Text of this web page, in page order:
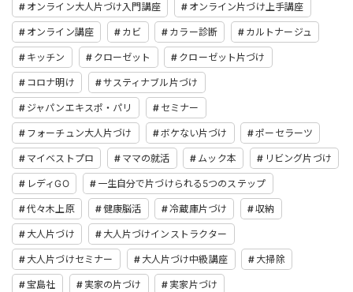
オンライン大人片づけ入門講座 オンライン片づけ上手講座
オンライン講座 カビ カラー診断 カルトナージュ
キッチン クローゼット クローゼット片づけ
コロナ明け サスティナブル片づけ
ジャパンエキスポ・パリ セミナー
フォーチュン大人片づけ ボケない片づけ ポーセラーツ
マイベストプロ ママの就活 ムック本 リビング片づけ
レディGO 一生自分で片づけられる5つのステップ
代々木上原 健康脳活 冷蔵庫片づけ 収納
大人片づけ 大人片づけインストラクター
大人片づけセミナー 大人片づけ中級講座 大掃除
宝島社 実家の片づけ 実家片づけ